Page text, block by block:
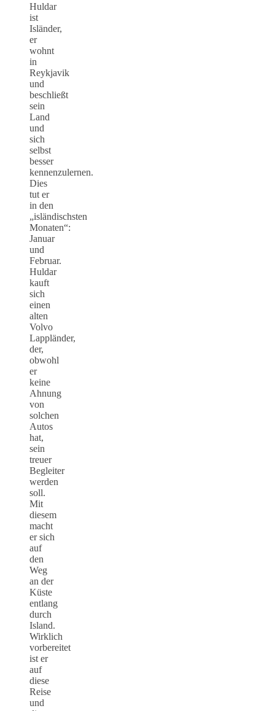
Huldar
ist
Isländer,
er
wohnt
in
Reykjavik
und
beschließt
sein
Land
und
sich
selbst
besser
kennenzulernen.
Dies
tut er
in den
„isländischsten
Monaten“:
Januar
und
Februar.
Huldar
kauft
sich
einen
alten
Volvo
Lappländer,
der,
obwohl
er
keine
Ahnung
von
solchen
Autos
hat,
sein
treuer
Begleiter
werden
soll.
Mit
diesem
macht
er sich
auf
den
Weg
an der
Küste
entlang
durch
Island.
Wirklich
vorbereitet
ist er
auf
diese
Reise
und